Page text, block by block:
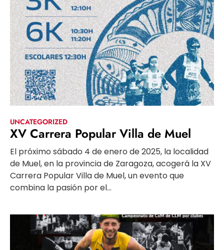
UNCATEGORIZED
XV Carrera Popular Villa de Muel
El próximo sábado 4 de enero de 2025, la localidad
de Muel, en la provincia de Zaragoza, acogerá la XV
Carrera Popular Villa de Muel, un evento que
combina la pasión por el...